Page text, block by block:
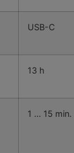
USB-C
13 h
1 … 15 min.